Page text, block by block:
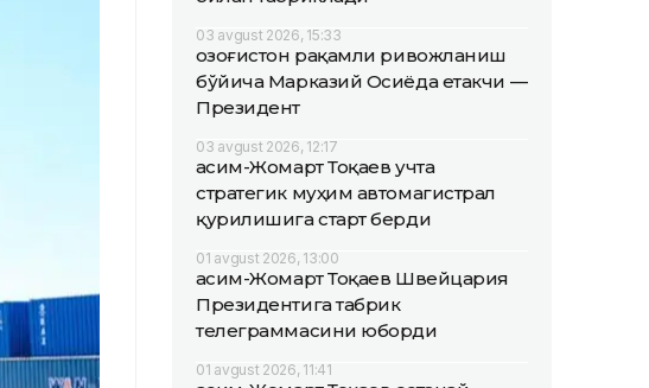
03 avgust 2026, 15:33
Қозоғистон рақамли ривожланиш
бўйича Марказий Осиёда етакчи —
Президент
03 avgust 2026, 12:17
Қасим-Жомарт Тоқаев учта
стратегик муҳим автомагистрал
қурилишига старт берди
01 avgust 2026, 13:00
Қасим-Жомарт Тоқаев Швейцария
Президентига табрик
телеграммасини юборди
01 avgust 2026, 11:41